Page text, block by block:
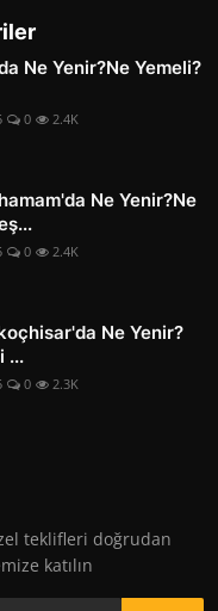
Ne Yenir?Ne Yemeli?
0 2.4K
Ne Yenir?Ne
0 2.4K
Ne Yenir?
...
0 2.3K
teklifleri doğrudan
katılın